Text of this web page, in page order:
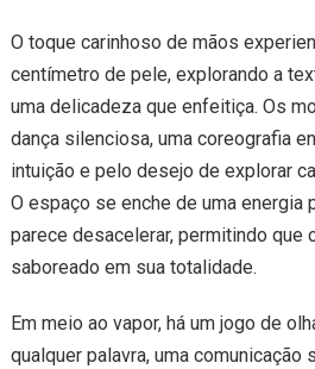
O toque carinhoso de mãos
centímetro de pele, explorando a
uma delicadeza que enfeitiça. Os
dança silenciosa, uma coreografia
intuição e pelo desejo de explorar
O espaço se enche de uma energia
parece desacelerar, permitindo que
saboreado em sua totalidade.
Em meio ao vapor, há um jogo de
qualquer palavra, uma